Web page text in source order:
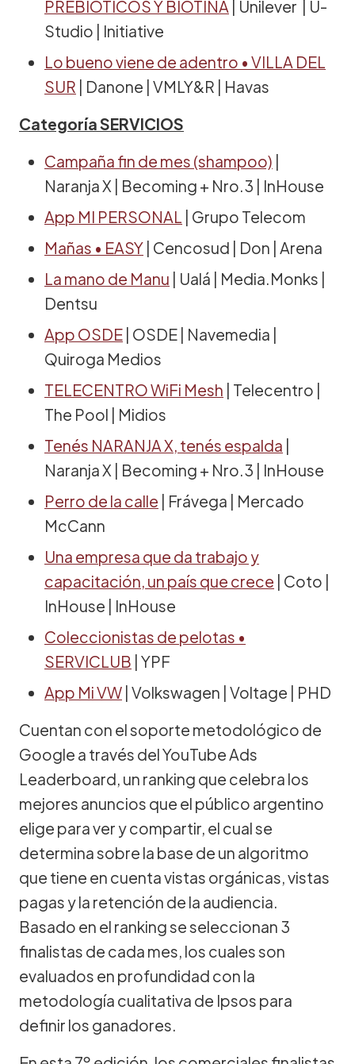
PREBIÓTICOS Y BIOTINA | Unilever | U-
Studio | Initiative
Lo bueno viene de adentro • VILLA DEL
SUR | Danone | VMLY&R | Havas
Categoría SERVICIOS
Campaña fin de mes (shampoo)
Naranja X | Becoming + Nro.3 | InHouse
App MI PERSONAL
| Grupo Telecom
Mañas • EASY | Cencosud | Don | Arena
La mano de Manu | Ualá | Media.Monks |
Dentsu
App OSDE | OSDE | Navemedia |
Quiroga Medios
TELECENTRO WiFi Mesh | Telecentro |
The Pool | Midios
Tenés NARANJA X, tenés espalda
Naranja X | Becoming + Nro.3 | InHouse
Perro de la calle | Frávega | Mercado
McCann
Una empresa que da trabajo y
capacitación, un país que crece | Coto |
InHouse | InHouse
Coleccionistas de pelotas •
SERVICLUB | YPF
App Mi VW | Volkswagen | Voltage | PHD
Cuentan con el soporte metodológico de
Google a través del YouTube Ads
Leaderboard, un ranking que celebra los
mejores anuncios que el público argentino
elige para ver y compartir, el cual se
determina sobre la base de un algoritmo
que tiene en cuenta vistas orgánicas, vistas
pagas y la retención de la audiencia.
Basado en el ranking se seleccionan 3
finalistas de cada mes, los cuales son
evaluados en profundidad con la
metodología cualitativa de Ipsos para
definir los ganadores.